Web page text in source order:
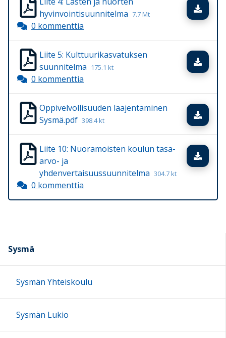
hyvinvointisuunnitelma 7.7 Mt
0 kommenttia
Liite 5: Kulttuurikasvatuksen
suunnitelma
175.1 kt
0 kommenttia
Oppivelvollisuuden laajentaminen
Sysmä.pdf 398.4 kt
Liite 10: Nuoramoisten koulun tasa-
arvo- ja
yhdenvertaisuussuunnitelma 304.7 kt
0 kommenttia
Sysmä
Sysmän Yhteiskoulu
Sysmän Lukio